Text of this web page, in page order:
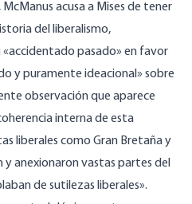
acusa a Mises de tener
del liberalismo,
pasado» en favor
y puramente ideacional» sobre
observación que aparece
interna de esta
liberales como Gran Bretaña y
y anexionaron vastas partes del
de sutilezas liberales».